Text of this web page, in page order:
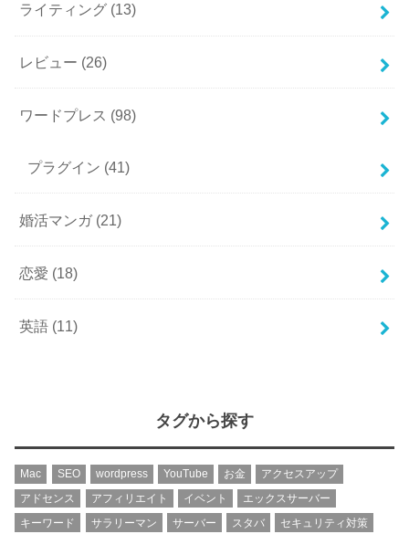
ライティング (13)
レビュー (26)
ワードプレス (98)
プラグイン (41)
婚活マンガ (21)
恋愛 (18)
英語 (11)
タグから探す
Mac SEO wordpress YouTube お金
アクセスアップ
アドセンス
アフィリエイト イベント
エックスサーバー
キーワード
サラリーマン サーバー スタバ セキュリティ対策